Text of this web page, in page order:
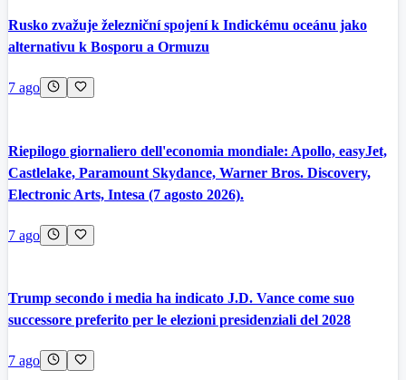
Rusko zvažuje železniční spojení k Indickému oceánu jako
alternativu k Bosporu a Ormuzu
7 ago
Riepilogo giornaliero dell'economia mondiale: Apollo, easyJet,
Castlelake, Paramount Skydance, Warner Bros. Discovery,
Electronic Arts, Intesa (7 agosto 2026).
7 ago
Trump secondo i media ha indicato J.D. Vance come suo
successore preferito per le elezioni presidenziali del 2028
7 ago